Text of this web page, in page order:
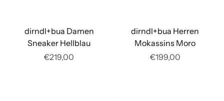
dirndl+bua Damen
Sneaker Hellblau
€219,00
dirndl+bua Herren
Mokassins Moro
€199,00